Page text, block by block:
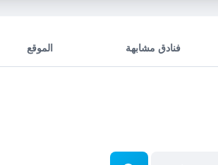
فنادق مشابهة الموقع